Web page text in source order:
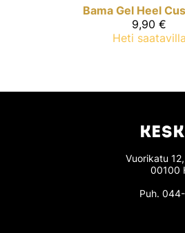
Bama Gel Heel
9,90 €
Heti saatavilla
Vuorikatu
00100
Puh.